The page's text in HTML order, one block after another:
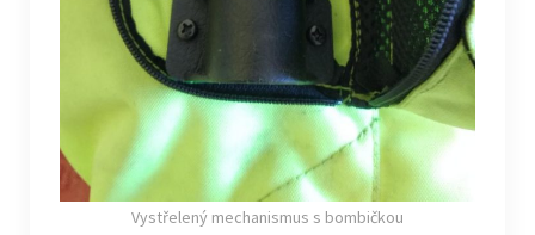
Vystřelený mechanismus s bombičkou